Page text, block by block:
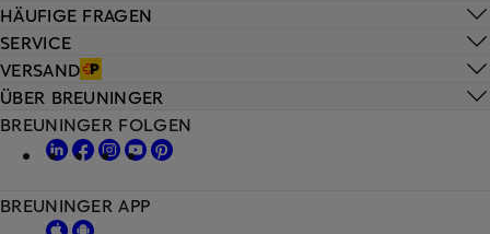
HÄUFIGE FRAGEN
SERVICE
VERSAND
ÜBER BREUNINGER
BREUNINGER FOLGEN
BREUNINGER APP